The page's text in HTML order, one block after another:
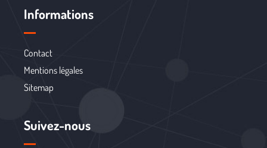
Informations
Contact
Mentions légales
Sitemap
Suivez-nous